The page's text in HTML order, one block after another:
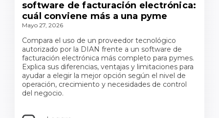
software de facturación electrónica:
cuál conviene más a una pyme
Mayo 27, 2026
Compara el uso de un proveedor tecnológico
autorizado por la DIAN frente a un software de
facturación electrónica más completo para pymes.
Explica sus diferencias, ventajas y limitaciones para
ayudar a elegir la mejor opción según el nivel de
operación, crecimiento y necesidades de control
del negocio.